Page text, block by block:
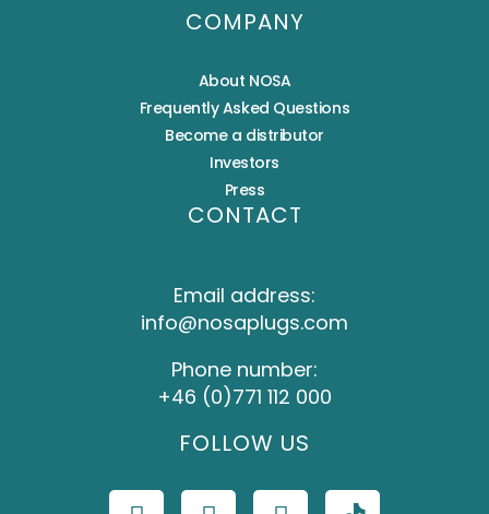
COMPANY
About NOSA
Frequently Asked Questions
Become a distributor
Investors
Press
CONTACT
Email address:
info@nosaplugs.com
Phone number:
+46 (0)771 112 000
FOLLOW US